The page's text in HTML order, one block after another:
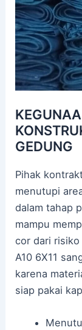
GEDUNG
Pihak
menutupi
dalam tahap
mampu
cor dari risiko
A10 6X11
karena
siap pakai